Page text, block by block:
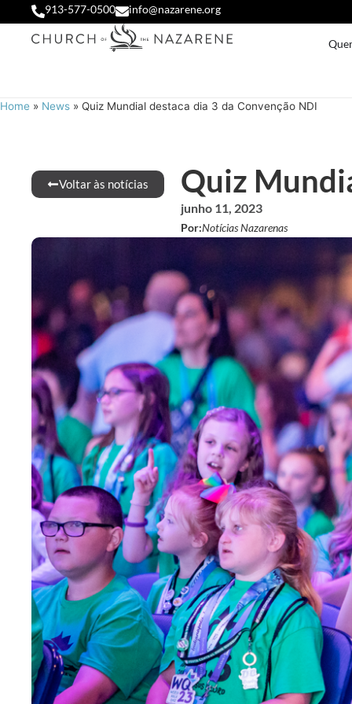
913-577-0500 info@nazarene.org
Home » News » Quiz Mundial destaca dia 3 da Convenção NDI
Voltar às notícias Quiz
junho 11, 2023
Por:Notícias Nazarenas